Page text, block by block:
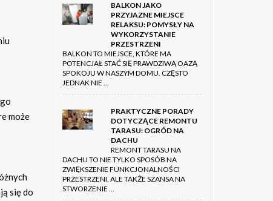
może
się do
BALKON JAKO
PRZYJAZNE MIEJSCE
RELAKSU: POMYSŁY NA
WYKORZYSTANIE
PRZESTRZENI
BALKON TO MIEJSCE, KTÓRE MA
POTENCJAŁ STAĆ SIĘ PRAWDZIWĄ OAZĄ
SPOKOJU W NASZYM DOMU. CZĘSTO
JEDNAK NIE …
PRAKTYCZNE PORADY
DOTYCZĄCE REMONTU
TARASU: OGRÓD NA
DACHU
REMONT TARASU NA
DACHU TO NIE TYLKO SPOSÓB NA
ZWIĘKSZENIE FUNKCJONALNOŚCI
PRZESTRZENI, ALE TAKŻE SZANSA NA
STWORZENIE …